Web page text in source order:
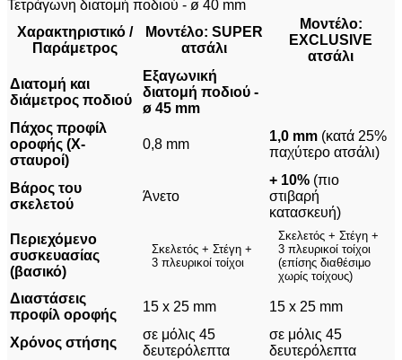
Τετράγωνη διατομή ποδιού - ø 40 mm
Χαρακτηριστικό /
Παράμετρος
Μοντέλο: SUPER
ατσάλι
Μοντέλο:
EXCLUSIVE
ατσάλι
Διατομή και
διάμετρος ποδιού
Εξαγωνική
διατομή ποδιού -
ø 45 mm
Πάχος προφίλ
οροφής (Χ-
σταυροί)
0,8 mm
1,0 mm (κατά 25%
παχύτερο ατσάλι)
Βάρος του
σκελετού
Άνετο
+ 10% (πιο
στιβαρή
κατασκευή)
Περιεχόμενο
συσκευασίας
(βασικό)
Σκελετός + Στέγη +
3 πλευρικοί τοίχοι
Σκελετός + Στέγη +
3 πλευρικοί τοίχοι
(επίσης διαθέσιμο
χωρίς τοίχους)
Διαστάσεις
προφίλ οροφής
15 x 25 mm 15 x 25 mm
Χρόνος στήσης
σε μόλις 45
δευτερόλεπτα
σε μόλις 45
δευτερόλεπτα